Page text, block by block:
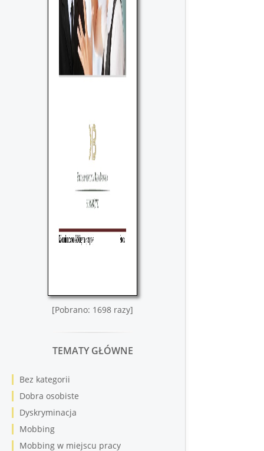
[Pobrano: 1698 razy]
TEMATY GŁÓWNE
Bez kategorii
Dobra osobiste
Dyskryminacja
Mobbing
Mobbing w miejscu pracy